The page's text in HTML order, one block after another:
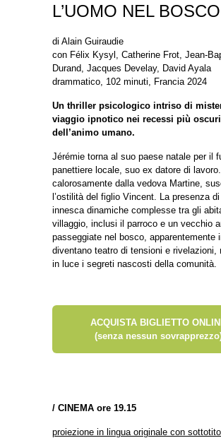
L’UOMO NEL BOSCO
di Alain Guiraudie
con Félix Kysyl, Catherine Frot, Jean-
Durand, Jacques Develay, David Ayala
drammatico, 102 minuti, Francia 2024
Un thriller psicologico intriso di
viaggio ipnotico nei recessi più oscuri
dell’animo umano.
Jérémie torna al suo paese natale per il
panettiere locale, suo ex datore di
calorosamente dalla vedova Martine,
l’ostilità del figlio Vincent. La presenza
innesca dinamiche complesse tra gli
villaggio, inclusi il parroco e un vecchio
passeggiate nel bosco, apparentemente
diventano teatro di tensioni e rivelazioni,
in luce i segreti nascosti della comunità.
ACQUISTA BIGLIETTO
(senza nessun
/ CINEMA ore 19.15
proiezione in lingua originale con